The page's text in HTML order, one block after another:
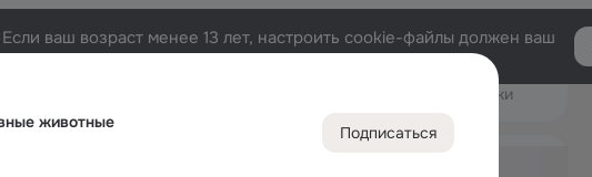
животные
Подписаться
ваш возраст менее 13 лет, настроить cookie-файлы должен ваш
Подарки
Дополнительная